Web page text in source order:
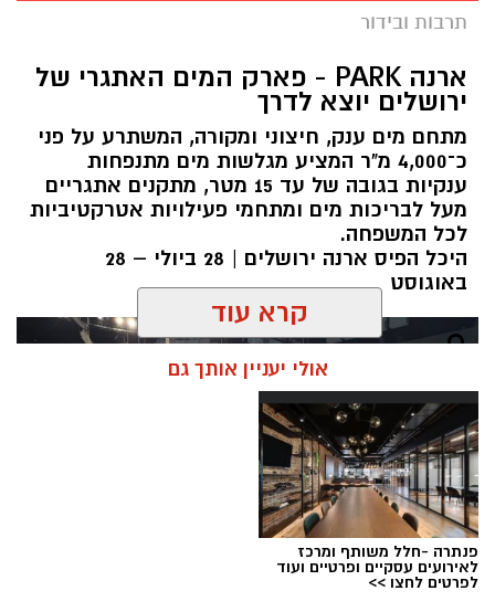
תרבות ובידור
ארנה PARK - פארק המים האתגרי של
ירושלים יוצא לדרך
מתחם מים ענק, חיצוני ומקורה, המשתרע על פני
כ־4,000 מ"ר המציע מגלשות מים מתנפחות
ענקיות בגובה של עד 15 מטר, מתקנים אתגריים
מעל לבריכות מים ומתחמי פעילויות אטרקטיביות
לכל המשפחה.
היכל הפיס ארנה ירושלים | 28 ביולי – 28
באוגוסט
קרא עוד
אולי יעניין אותך גם
פנתרה -חלל משותף ומרכז
לאירועים עסקיים ופרטיים ועוד
לפרטים לחצו >>